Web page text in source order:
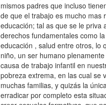
mismos padres que incluso
de que el trabajo es mucho mas
educación; tal as que se le priva
derechos fundamentales como
educación , salud entre otros, lo
niño, un ser humano
causa de trabajo infantil en
pobreza extrema, en las cual se
muchas familias, y quizás la
erradicar por completo esta